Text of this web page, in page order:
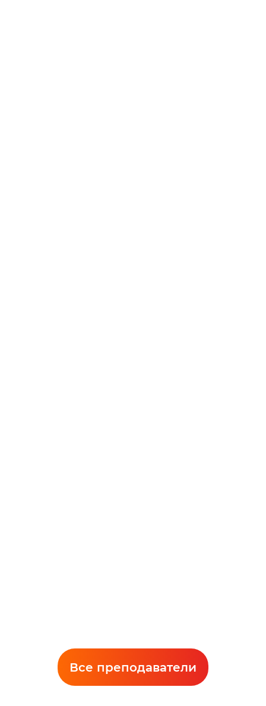
Попович Екатерина Валерьевна
Преподаватель английского языка
Все преподаватели